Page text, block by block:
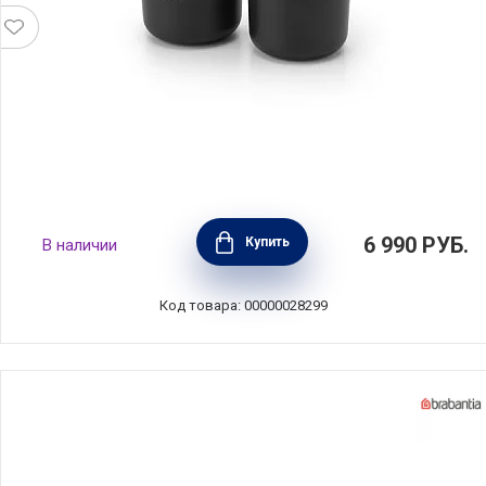
Набор из 3-х емкостей для ванной,
материал пластик, цвет темно-серый,
Brabantia, Бельгия, 281303
В наличии Купить 6 990 РУБ.
Код товара: 00000028299